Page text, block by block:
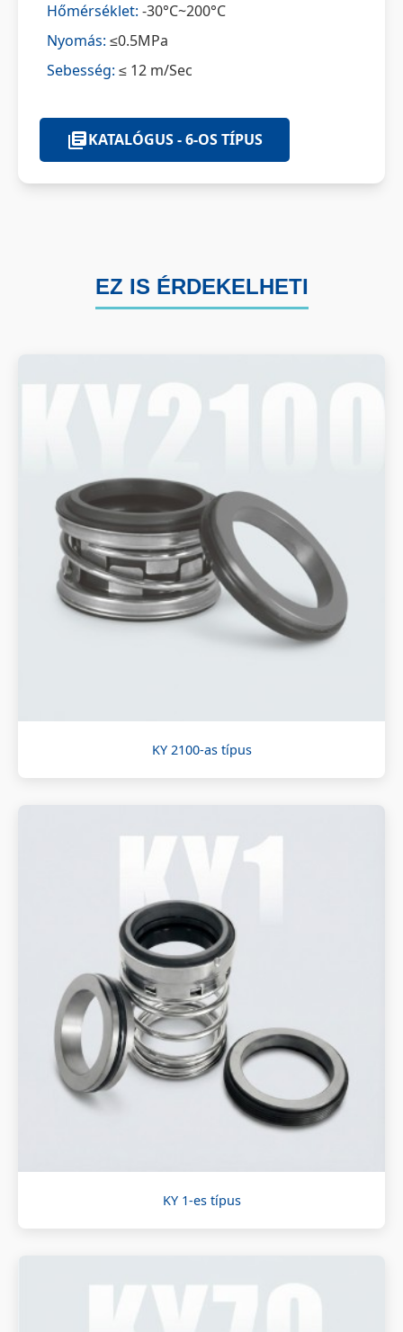
Hőmérséklet: -30°C~200°C
Nyomás: ≤0.5MPa
Sebesség: ≤ 12 m/Sec
KATALÓGUS - 6-OS TÍPUS
EZ IS ÉRDEKELHETI
KY 2100-as típus
KY 1-es típus